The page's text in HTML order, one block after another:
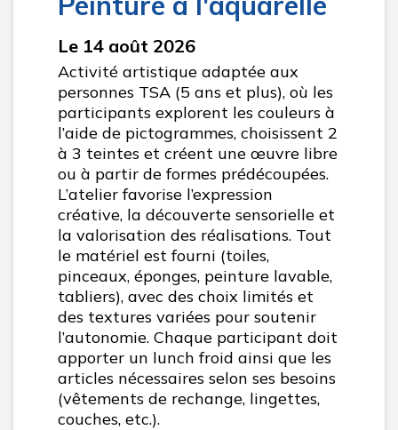
Le 14 août 2026
Activité artistique adaptée aux
personnes TSA (5 ans et plus), où les
participants explorent les couleurs à
l’aide de pictogrammes, choisissent 2
à 3 teintes et créent une œuvre libre
ou à partir de formes prédécoupées.
L’atelier favorise l’expression
créative, la découverte sensorielle et
la valorisation des réalisations. Tout
le matériel est fourni (toiles,
pinceaux, éponges, peinture lavable,
tabliers), avec des choix limités et
des textures variées pour soutenir
l’autonomie. Chaque participant doit
apporter un lunch froid ainsi que les
articles nécessaires selon ses besoins
(vêtements de rechange, lingettes,
couches, etc.).